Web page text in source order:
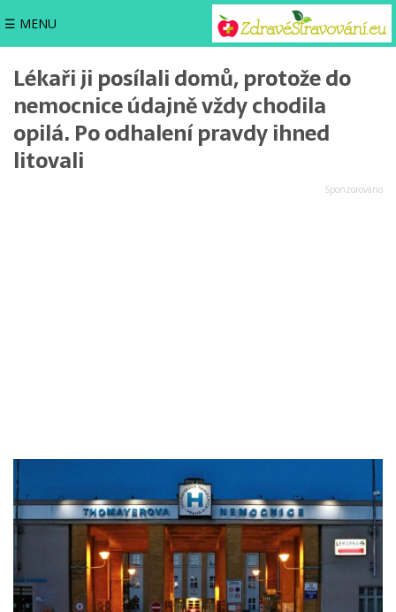
☰ MENU
Lékaři ji posílali domů, protože do
nemocnice údajně vždy chodila
opilá. Po odhalení pravdy ihned
litovali